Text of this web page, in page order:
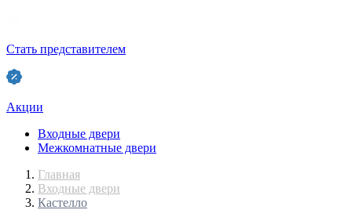
Стать представителем
Акции
Входные двери
Межкомнатные двери
Главная
Входные двери
Кастелло